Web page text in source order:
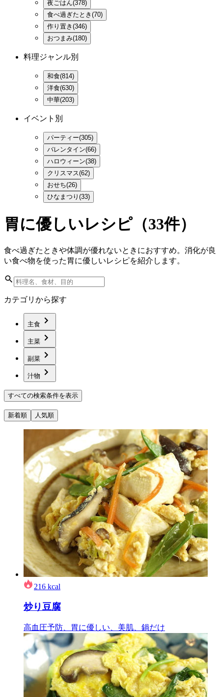
夜ごはん(378)
食べ過ぎたとき(70)
作り置き(346)
おつまみ(180)
料理ジャンル別
和食(814)
洋食(630)
中華(203)
イベント別
パーティー(305)
バレンタイン(66)
ハロウィーン(38)
クリスマス(62)
おせち(26)
ひなまつり(33)
胃に優しいレシピ（33件）
食べ過ぎたときや体調が優れないときにおすすめ。消化が良
い食べ物を使った胃に優しいレシピを紹介します。
カテゴリから探す
主食
主菜
副菜
汁物
すべての検索条件を表示
新着順 人気順
216 kcal
炒り豆腐
高血圧予防、胃に優しい、美肌、鍋だけ